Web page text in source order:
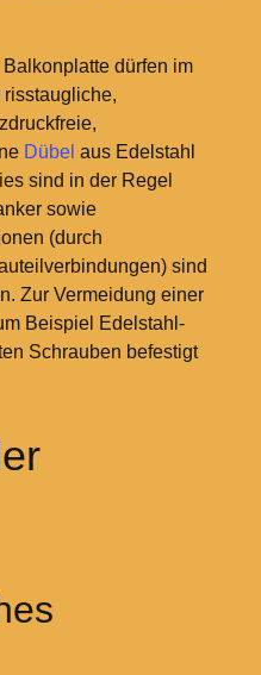
dürfen im
Dübel aus Edelstahl
sind in der Regel
sowie
(durch
sind
Zur Vermeidung einer
Beispiel Edelstahl-
Schrauben befestigt